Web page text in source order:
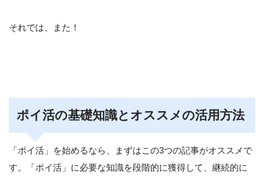
それでは、また！
ポイ活の基礎知識とオススメの活用方法
「ポイ活」を始めるなら、まずはこの3つの記事がオススメで
す。「ポイ活」に必要な知識を段階的に獲得して、継続的に